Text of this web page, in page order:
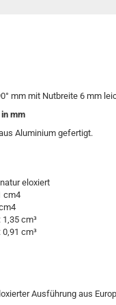
mm mit Nutbreite 6 mm
mm
Aluminium gefertigt.
eloxiert
cm4
4
cm³
cm³
Ausführung aus